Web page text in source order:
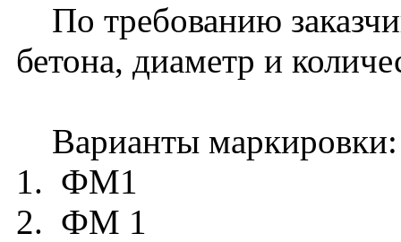
По требованию
бетона, диаметр и
Варианты маркировки:
1. ФМ1
2. ФМ 1